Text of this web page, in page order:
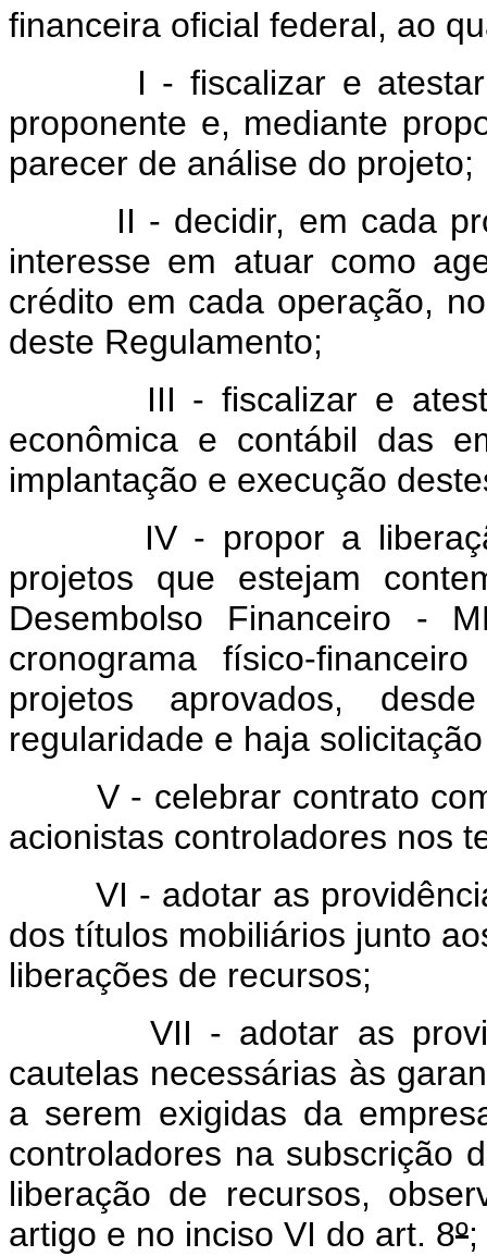
financeira oficial federal, ao
I - fiscalizar e atestar as
proponente e, mediante
parecer de análise do projeto;
II - decidir, em cada
interesse em atuar como
crédito em cada operação,
deste Regulamento;
III - fiscalizar e atestar
econômica e contábil das
implantação e execução
IV - propor a liberação
projetos que estejam
Desembolso Financeiro -
cronograma físico-
projetos aprovados,
regularidade e haja
V - celebrar contrato com
acionistas controladores nos
VI - adotar as
dos títulos mobiliários junto
liberações de recursos;
VII - adotar as
cautelas necessárias às
a serem exigidas da
controladores na subscrição
liberação de recursos,
artigo e no inciso VI do art. 8º;